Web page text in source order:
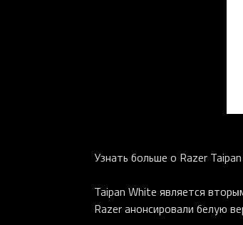
Узнать больше о Razer
Taipan White является
Razer анонсировали белую